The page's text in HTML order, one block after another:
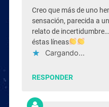
Creo que más de uno
sensación, parecida a
relato de
éstas líneas
Cargando...
RESPONDER